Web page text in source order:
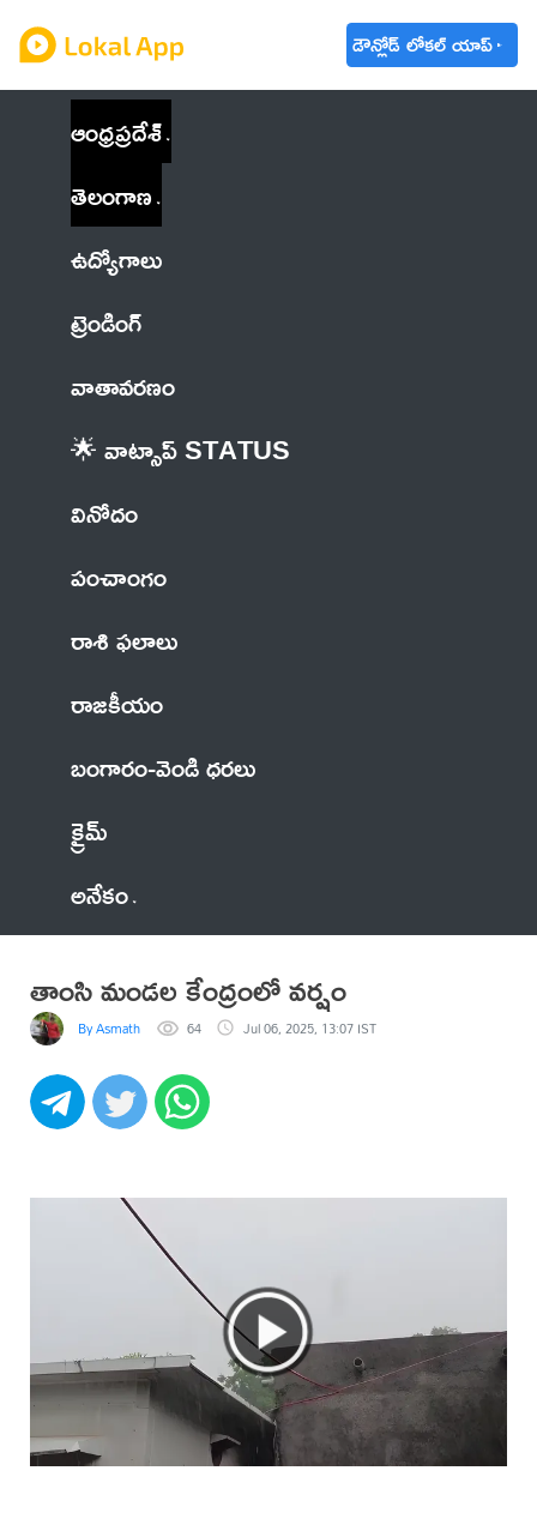
డౌన్లోడ్ లోకల్ యాప్
ఆంధ్రప్రదేశ్
తెలంగాణ
ఉద్యోగాలు
ట్రెండింగ్
వాతావరణం
🌟 వాట్సాప్ STATUS
వినోదం
పంచాంగం
రాశి ఫలాలు
రాజకీయం
బంగారం-వెండి ధరలు
క్రైమ్
అనేకం
తాంసి మండల కేంద్రంలో వర్షం
By Asmath 64 Jul 06, 2025, 13:07 IST